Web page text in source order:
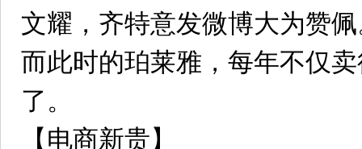
文耀，齐特意发微博大为赞
而此时的珀莱雅，每年不仅
了。
【电商新贵】